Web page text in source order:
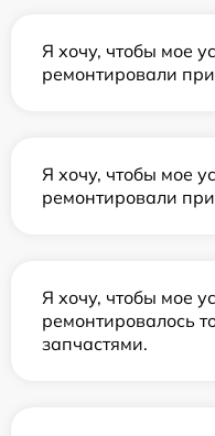
Я хочу, чтобы мое
ремонтировали
Я хочу, чтобы мое
ремонтировали
Я хочу, чтобы мое
ремонтировалось
запчастями.